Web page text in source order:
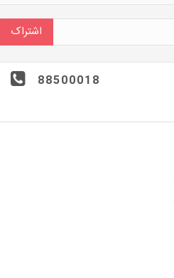
اشتراک
88500018